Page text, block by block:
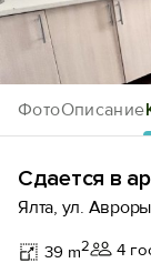
ФотоОписание
Сдается в
Ялта, ул.
39 m2 4